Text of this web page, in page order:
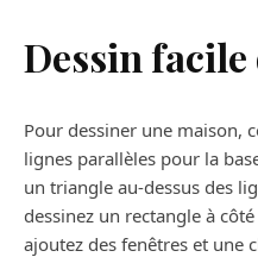
Dessin facile
Pour dessiner une maison,
lignes parallèles pour la
un triangle au-dessus des
dessinez un rectangle à
ajoutez des fenêtres et une